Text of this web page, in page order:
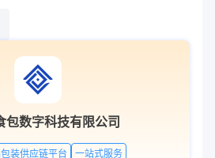
包数字科技有限公司
装供应链平台 一站式服务